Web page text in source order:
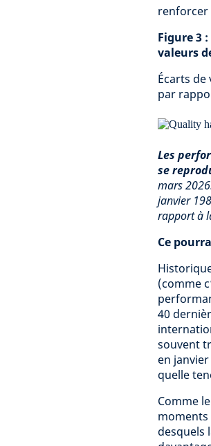
renforcer
Figure 3
valeurs
Écarts
par
Les
se
mars
janvier
rapport à
Ce
(comme
40
souvent
en
quelle
Comme
moments
desquels